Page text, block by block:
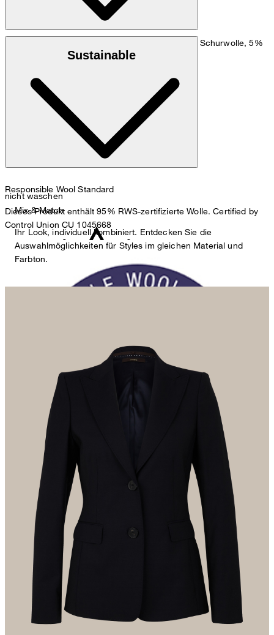
: Schurwolle mit Stretchanteil aus 95% Schurwolle, 5%
nicht waschen
nicht Trommeltrocknen
Bügeln bei geringer Temperatur
Sustainable
Responsible Wool Standard
Dieses Produkt enthält 95% RWS-zertifizierte Wolle. Certified by
Control Union CU 1045668
Der Kauf von Produkten, die nach dem Responsible Wool
Standard zertifiziert sind, unterstreicht die Nachfrage nach
besseren Tierschutzpraktiken und verantwortungsvoller
Flächenbewirtschaftung in der Lieferkette für Wolle.
Alle Informationen zu nachhaltigen Produkten
Mix & Match
Ihr Look, individuell kombiniert. Entdecken Sie die
Auswahlmöglichkeiten für Styles im gleichen Material und
Farbton.